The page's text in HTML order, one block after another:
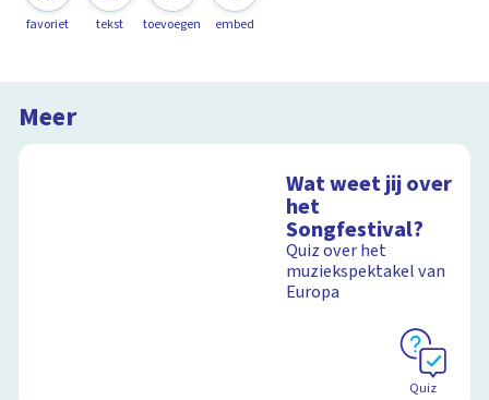
favoriet tekst toevoegen embed
Meer
Wat weet jij over
het
Songfestival?
Quiz over het
muziekspektakel van
Europa
Quiz